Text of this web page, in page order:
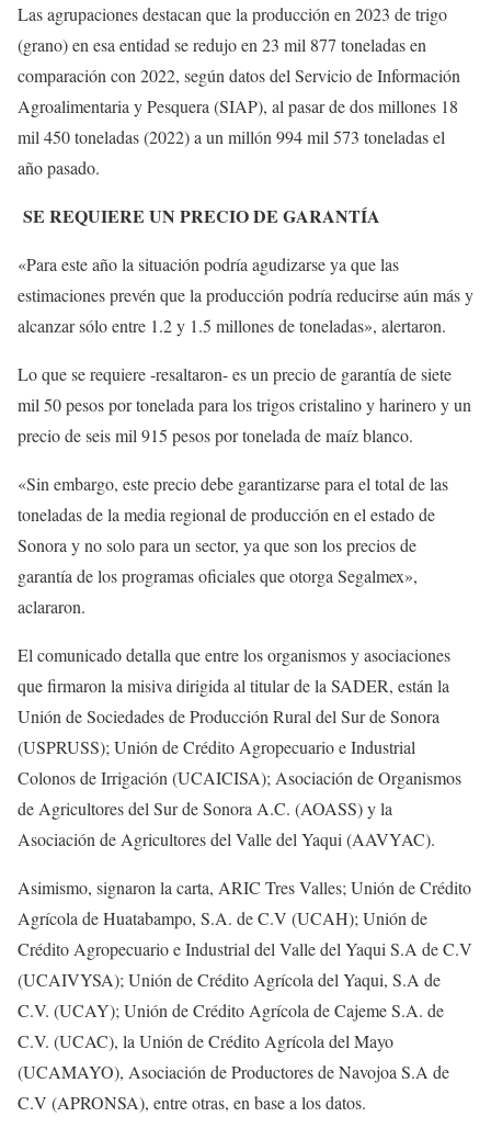
Las agrupaciones destacan que la producción en 2023 de trigo
(grano) en esa entidad se redujo en 23 mil 877 toneladas en
comparación con 2022, según datos del Servicio de Información
Agroalimentaria y Pesquera (SIAP), al pasar de dos millones 18
mil 450 toneladas (2022) a un millón 994 mil 573 toneladas el
año pasado.
SE REQUIERE UN PRECIO DE GARANTÍA
«Para este año la situación podría agudizarse ya que las
estimaciones prevén que la producción podría reducirse aún más y
alcanzar sólo entre 1.2 y 1.5 millones de toneladas», alertaron.
Lo que se requiere -resaltaron- es un precio de garantía de siete
mil 50 pesos por tonelada para los trigos cristalino y harinero y un
precio de seis mil 915 pesos por tonelada de maíz blanco.
«Sin embargo, este precio debe garantizarse para el total de las
toneladas de la media regional de producción en el estado de
Sonora y no solo para un sector, ya que son los precios de
garantía de los programas oficiales que otorga Segalmex»,
aclararon.
El comunicado detalla que entre los organismos y asociaciones
que firmaron la misiva dirigida al titular de la SADER, están la
Unión de Sociedades de Producción Rural del Sur de Sonora
(USPRUSS); Unión de Crédito Agropecuario e Industrial
Colonos de Irrigación (UCAICISA); Asociación de Organismos
de Agricultores del Sur de Sonora A.C. (AOASS) y la
Asociación de Agricultores del Valle del Yaqui (AAVYAC).
Asimismo, signaron la carta, ARIC Tres Valles; Unión de Crédito
Agrícola de Huatabampo, S.A. de C.V (UCAH); Unión de
Crédito Agropecuario e Industrial del Valle del Yaqui S.A de C.V
(UCAIVYSA); Unión de Crédito Agrícola del Yaqui, S.A de
C.V. (UCAY); Unión de Crédito Agrícola de Cajeme S.A. de
C.V. (UCAC), la Unión de Crédito Agrícola del Mayo
(UCAMAYO), Asociación de Productores de Navojoa S.A de
C.V (APRONSA), entre otras, en base a los datos.